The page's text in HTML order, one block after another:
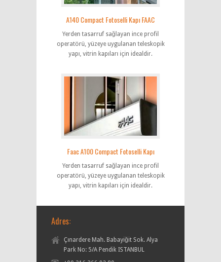
A140 Compact Fotoselli Kapı FAAC
Yerden tasarruf sağlayan ince profil
operatörü, yüzeye uygulanan teleskopik
yapı, vitrin kapıları için idealdir.
Faac A100 Compact Fotoselli Kapı
Yerden tasarruf sağlayan ince profil
operatörü, yüzeye uygulanan teleskopik
yapı, vitrin kapıları için idealdir.
Adres:
Çınardere Mah. Babayiğit Sok. Alya
Park No: 5/A Pendik ISTANBUL